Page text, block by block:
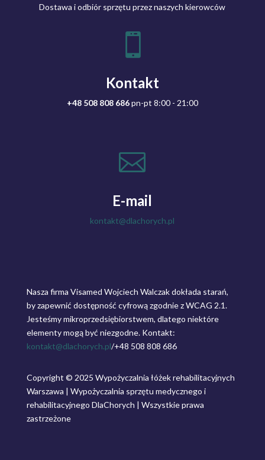
Dostawa i odbiór sprzętu przez naszych kierowców

Kontakt
+48 508 808 686pn-pt 8:00 - 21:00

E-mail
kontakt@dlachorych.pl
Nasza firma Visamed Wojciech Walczak dokłada starań,
by zapewnić dostępność cyfrową zgodnie z WCAG 2.1.
Jesteśmy mikroprzedsiębiorstwem, dlatego niektóre
elementy mogą być niezgodne. Kontakt:
kontakt@dlachorych.pl/+48 508 808 686
Copyright © 2025 Wypożyczalnia łóżek rehabilitacyjnych
Warszawa | Wypożyczalnia sprzętu medycznego i
rehabilitacyjnego DlaChorych | Wszystkie prawa
zastrzeżone